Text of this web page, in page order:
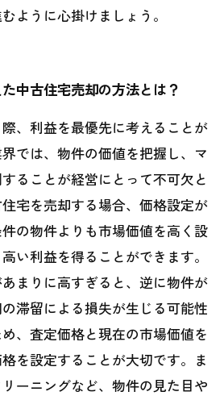
ように心掛けましょう。
中古住宅売却の方法とは？
、利益を最優先に考えることが
では、物件の価値を把握し、マ
ることが経営にとって不可欠と
宅を売却する場合、価格設定が
の物件よりも市場価値を高く設
い利益を得ることができます。
まりに高すぎると、逆に物件が
滞留による損失が生じる可能性
、査定価格と現在の市場価値を
を設定することが大切です。ま
ーニングなど、物件の見た目や